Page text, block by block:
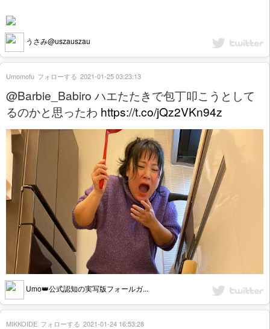
うさみ@uszauszau
@Barbie_Babiro ハエたたきで包丁叩こうとして
るのかと思ったわ https://t.co/jQz2VKn94z
Umo👑公式認知の実写版フォールガ...
Umomofu フォローする 2021-01-25 03:23:13
MIKKOIDE フォローする 2021-01-24 16:53:28